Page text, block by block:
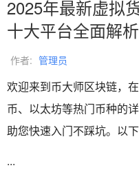
2025年最新虚拟
十大平台全面解析
作者: 管理员
欢迎来到币大师区块链，
币、以太坊等热门币种的
助您快速入门不踩坑。以
...